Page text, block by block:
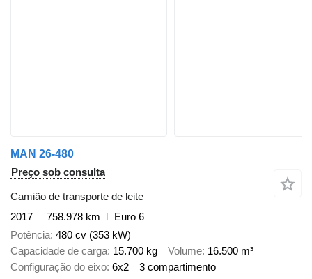
MAN 26-480
Preço sob consulta
Camião de transporte de leite
2017
758.978 km
Euro 6
Potência 480 cv (353 kW)
Capacidade de carga 15.700 kg Volume 16.500 m³
Configuração do eixo 6x2 3 compartimento